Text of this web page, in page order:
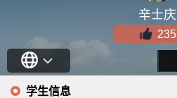
辛士庆
235
学生信息